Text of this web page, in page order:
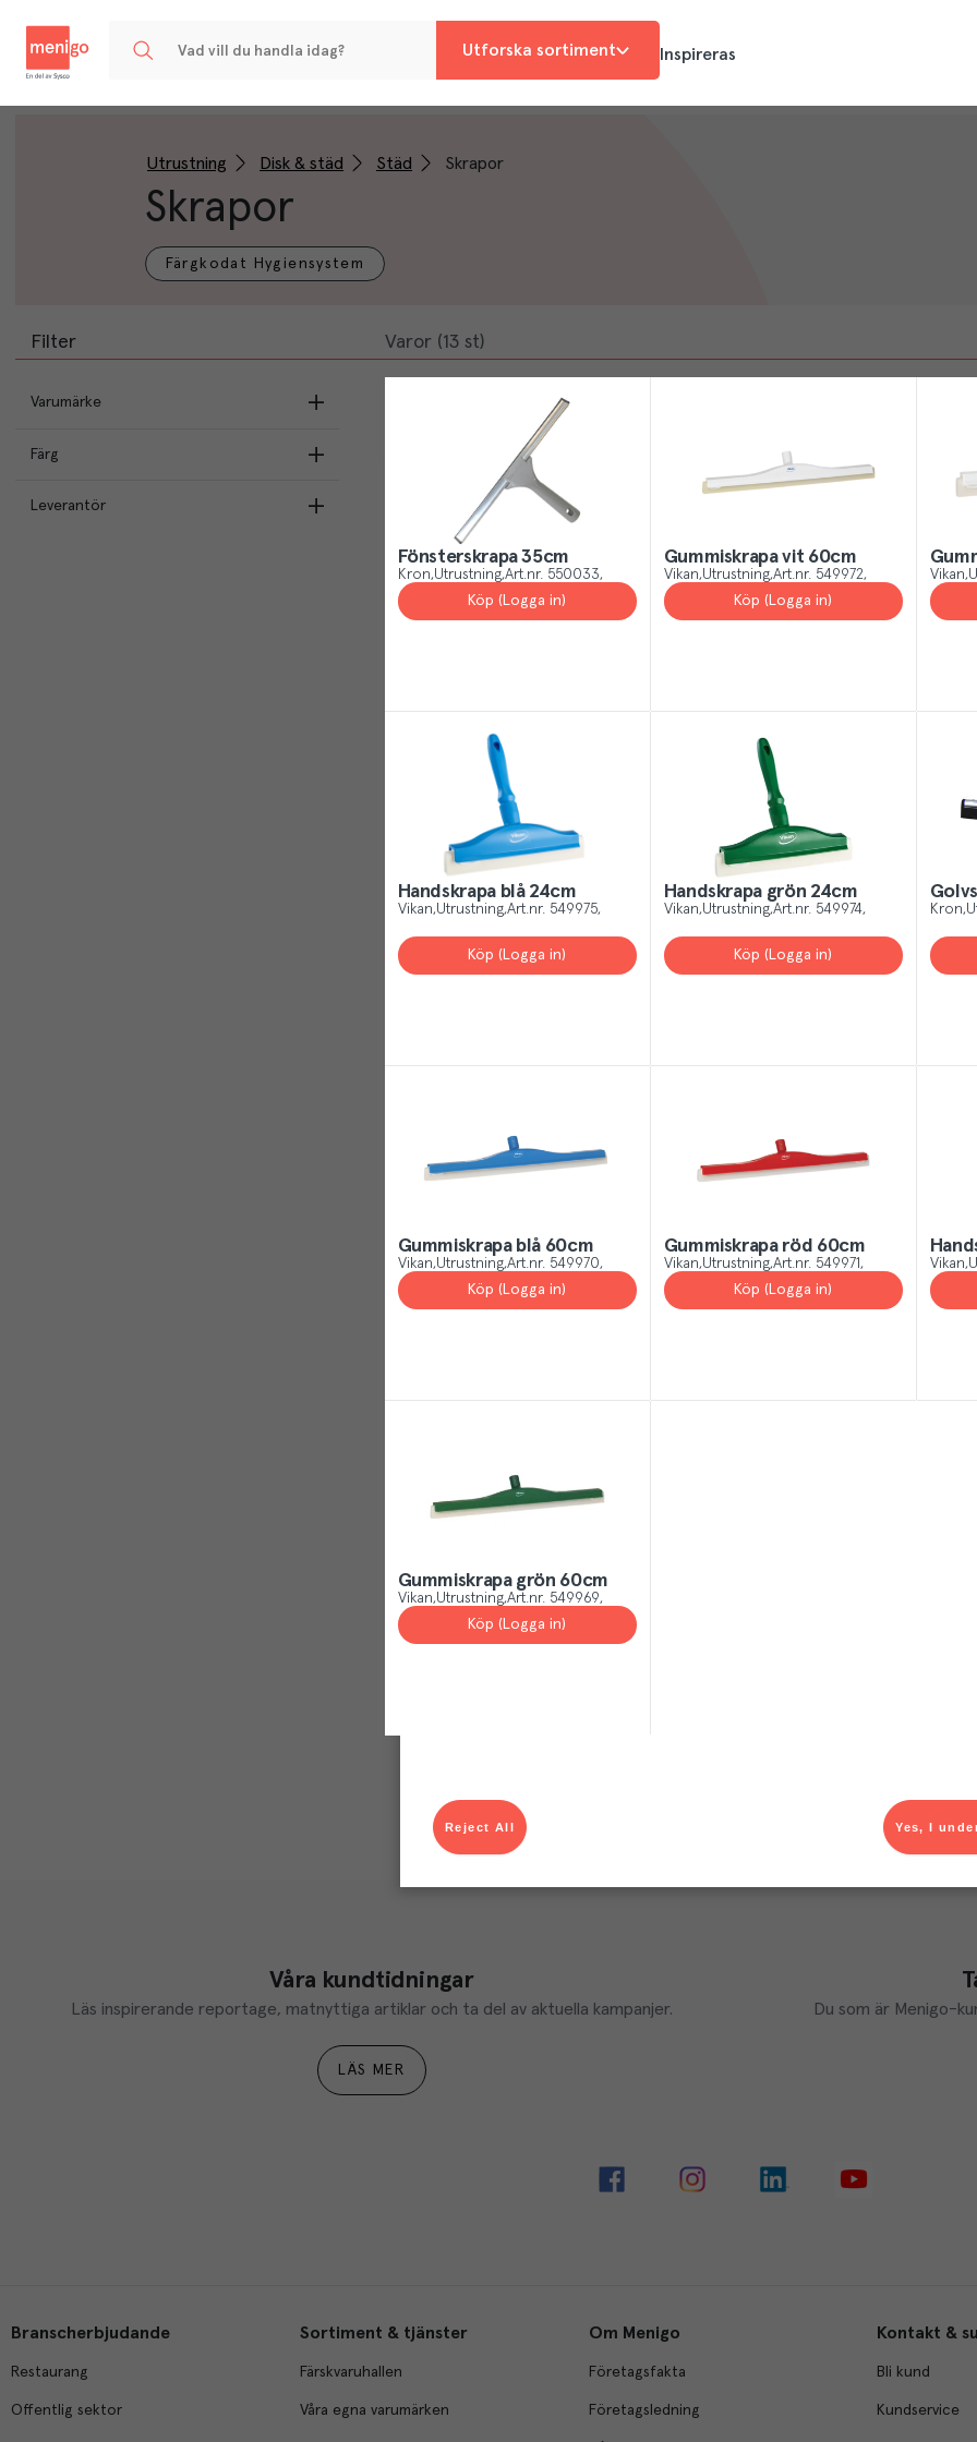
Utforska sortiment Inspireras
Utrustning Disk & städ Städ Skrapor
Skrapor
Färgkodat Hygiensystem
Varor (13 st)
Fönsterskrapa 35cm
Kron Utrustning Art.nr. 550033
Köp (Logga in)
Gummiskrapa vit 60cm
Vikan Utrustning Art.nr. 549972
Köp (Logga in)
Vikan
Handskrapa blå 24cm
Vikan Utrustning Art.nr. 549975
Köp (Logga in)
Handskrapa grön 24cm
Vikan Utrustning Art.nr. 549974
Köp (Logga in)
Kron
Gummiskrapa blå 60cm
Vikan Utrustning Art.nr. 549970
Köp (Logga in)
Gummiskrapa röd 60cm
Vikan Utrustning Art.nr. 549971
Köp (Logga in)
Vikan
Gummiskrapa grön 60cm
Vikan Utrustning Art.nr. 549969
Köp (Logga in)
Filter
Varumärke
11)
Färg
Vit 3)
Leverantör
Våra kundtidningar
Läs inspirerande reportage, matnyttiga artiklar och ta del av aktuella kampanjer.
LÄS MER
Du som är Menigo-
Branscherbjudande
Restaurang
Offentlig sektor
Sortiment & tjänster
Färskvaruhallen
Våra egna varumärken
Om Menigo
Företagsfakta
Företagsledning
Kontakt &
Bli kund
Kundservice
Yes, I
Reject All